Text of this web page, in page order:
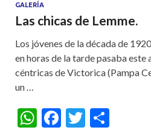
GALERÍA
Las chicas de Lemme.
Los jóvenes de la década de
en horas de la tarde pasaba este
céntricas de Victorica (Pampa
un …
W F
T